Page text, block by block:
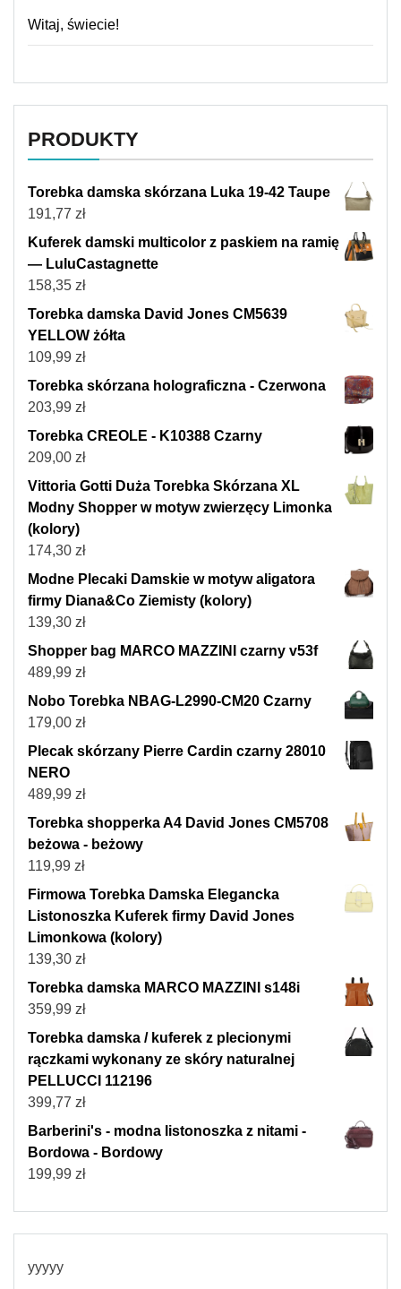
Witaj, świecie!
PRODUKTY
Torebka damska skórzana Luka 19-42 Taupe
191,77 zł
Kuferek damski multicolor z paskiem na ramię
— LuluCastagnette
158,35 zł
Torebka damska David Jones CM5639
YELLOW żółta
109,99 zł
Torebka skórzana holograficzna - Czerwona
203,99 zł
Torebka CREOLE - K10388 Czarny
209,00 zł
Vittoria Gotti Duża Torebka Skórzana XL
Modny Shopper w motyw zwierzęcy Limonka
(kolory)
174,30 zł
Modne Plecaki Damskie w motyw aligatora
firmy Diana&Co Ziemisty (kolory)
139,30 zł
Shopper bag MARCO MAZZINI czarny v53f
489,99 zł
Nobo Torebka NBAG-L2990-CM20 Czarny
179,00 zł
Plecak skórzany Pierre Cardin czarny 28010
NERO
489,99 zł
Torebka shopperka A4 David Jones CM5708
beżowa - beżowy
119,99 zł
Firmowa Torebka Damska Elegancka
Listonoszka Kuferek firmy David Jones
Limonkowa (kolory)
139,30 zł
Torebka damska MARCO MAZZINI s148i
359,99 zł
Torebka damska / kuferek z plecionymi
rączkami wykonany ze skóry naturalnej
PELLUCCI 112196
399,77 zł
Barberini's - modna listonoszka z nitami -
Bordowa - Bordowy
199,99 zł
yyyyy